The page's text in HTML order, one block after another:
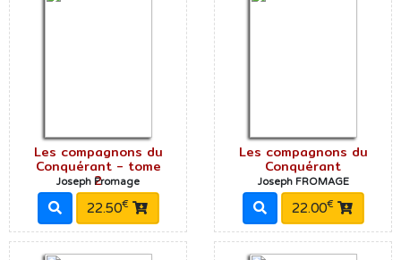
Les compagnons du
Conquérant - tome
2
Joseph Fromage
22.50€
Les compagnons du
Conquérant
Joseph FROMAGE
22.00€